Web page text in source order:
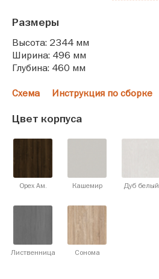
Размеры
Высота: 2344 мм
Ширина: 496 мм
Глубина: 460 мм
Схема Инструкция по сборке
Цвет корпуса
Орех Ам. Кашемир Дуб белый
Лиственница Сонома